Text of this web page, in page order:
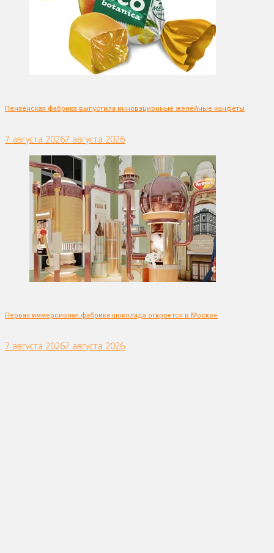
Пензенская фабрика выпустила инновационные желейные конфеты
7 августа 20267 августа 2026
Первая иммерсивная фабрика шоколада откроется в Москве
7 августа 20267 августа 2026